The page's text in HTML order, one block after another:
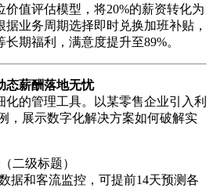
值评估模型，将20%的薪资转化为
业务周期选择即时兑换加班补贴，
期福利，满意度提升至89%。
态薪酬落地无忧
的管理工具。以某零售企业引入利
，展示数字化解决方案如何破解实
（二级标题）
据和客流监控，可提前14天预测各